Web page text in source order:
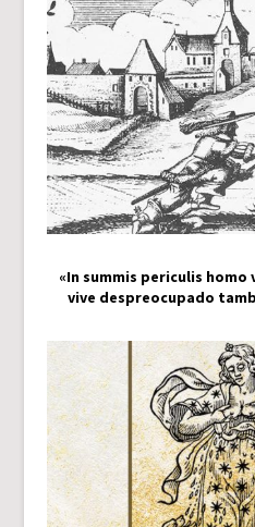
«In summis periculis homo
vive despreocupado